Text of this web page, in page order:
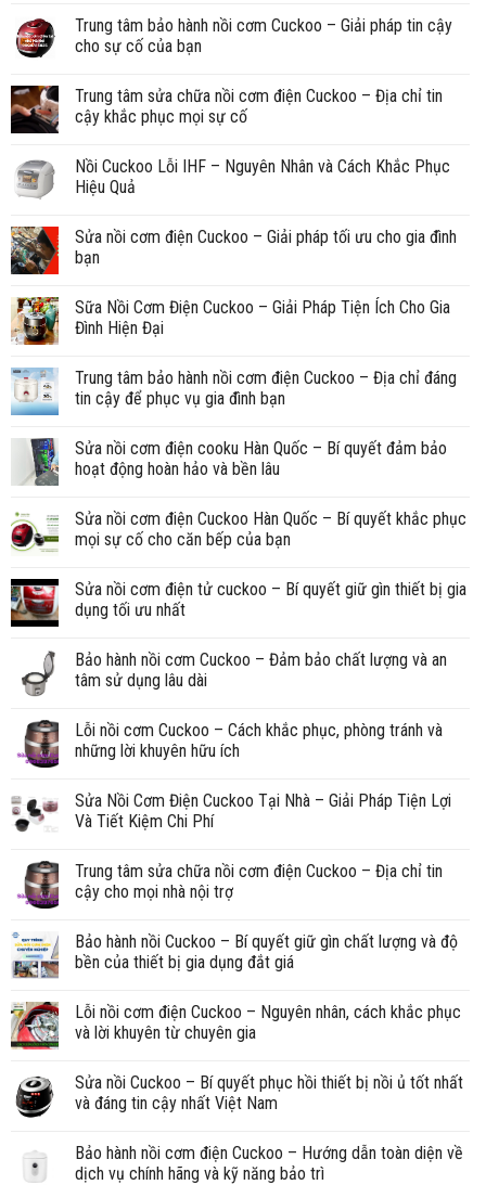
Trung tâm bảo hành nồi cơm Cuckoo – Giải pháp tin cậy
cho sự cố của bạn
Trung tâm sửa chữa nồi cơm điện Cuckoo – Địa chỉ tin
cậy khắc phục mọi sự cố
Nồi Cuckoo Lỗi IHF – Nguyên Nhân và Cách Khắc Phục
Hiệu Quả
Sửa nồi cơm điện Cuckoo – Giải pháp tối ưu cho gia đình
bạn
Sữa Nồi Cơm Điện Cuckoo – Giải Pháp Tiện Ích Cho Gia
Đình Hiện Đại
Trung tâm bảo hành nồi cơm điện Cuckoo – Địa chỉ đáng
tin cậy để phục vụ gia đình bạn
Sửa nồi cơm điện cooku Hàn Quốc – Bí quyết đảm bảo
hoạt động hoàn hảo và bền lâu
Sửa nồi cơm điện Cuckoo Hàn Quốc – Bí quyết khắc phục
mọi sự cố cho căn bếp của bạn
Sửa nồi cơm điện tử cuckoo – Bí quyết giữ gìn thiết bị gia
dụng tối ưu nhất
Bảo hành nồi cơm Cuckoo – Đảm bảo chất lượng và an
tâm sử dụng lâu dài
Lỗi nồi cơm Cuckoo – Cách khắc phục, phòng tránh và
những lời khuyên hữu ích
Sửa Nồi Cơm Điện Cuckoo Tại Nhà – Giải Pháp Tiện Lợi
Và Tiết Kiệm Chi Phí
Trung tâm sửa chữa nồi cơm điện Cuckoo – Địa chỉ tin
cậy cho mọi nhà nội trợ
Bảo hành nồi Cuckoo – Bí quyết giữ gìn chất lượng và độ
bền của thiết bị gia dụng đắt giá
Lỗi nồi cơm điện Cuckoo – Nguyên nhân, cách khắc phục
và lời khuyên từ chuyên gia
Sửa nồi Cuckoo – Bí quyết phục hồi thiết bị nồi ủ tốt nhất
và đáng tin cậy nhất Việt Nam
Bảo hành nồi cơm điện Cuckoo – Hướng dẫn toàn diện về
dịch vụ chính hãng và kỹ năng bảo trì